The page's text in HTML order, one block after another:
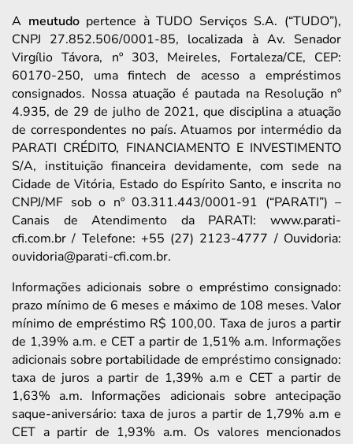
A meutudopertence à TUDO Serviços S.A. (“TUDO”),
CNPJ 27.852.506/0001-85, localizada à Av. Senador
Virgílio Távora, nº 303, Meireles, Fortaleza/CE, CEP:
60170-250, uma fintech de acesso a empréstimos
consignados. Nossa atuação é pautada na Resolução nº
4.935, de 29 de julho de 2021, que disciplina a atuação
de correspondentes no país. Atuamos por intermédio da
PARATI CRÉDITO, FINANCIAMENTO E INVESTIMENTO
S/A, instituição financeira devidamente, com sede na
Cidade de Vitória, Estado do Espírito Santo, e inscrita no
CNPJ/MF sob o nº 03.311.443/0001-91 (“PARATI”) –
Canais de Atendimento da PARATI: www.parati-
cfi.com.br / Telefone: +55 (27) 2123-4777 / Ouvidoria:
ouvidoria@parati-cfi.com.br.
Informações adicionais sobre o empréstimo consignado:
prazo mínimo de 6 meses e máximo de 108 meses. Valor
mínimo de empréstimo R$ 100,00. Taxa de juros a partir
de 1,39% a.m. e CET a partir de 1,51% a.m. Informações
adicionais sobre portabilidade de empréstimo consignado:
taxa de juros a partir de 1,39% a.m e CET a partir de
1,63% a.m. Informações adicionais sobre antecipação
saque-aniversário: taxa de juros a partir de 1,79% a.m e
CET a partir de 1,93% a.m. Os valores mencionados